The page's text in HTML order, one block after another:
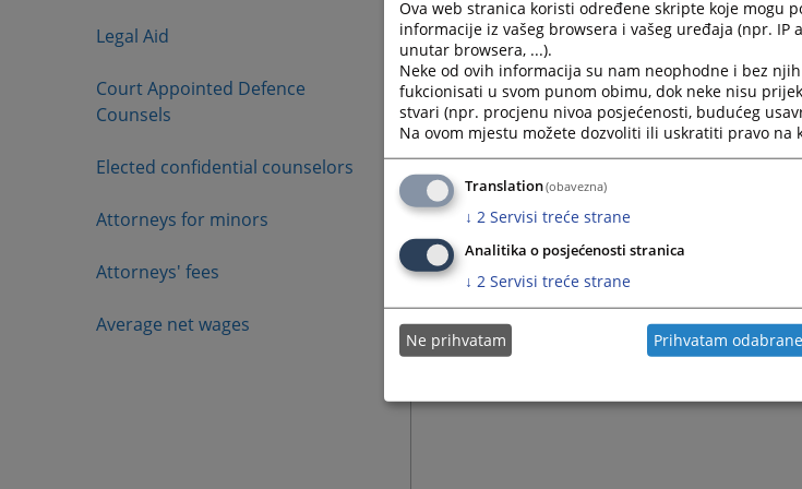
Legal Aid
Court Appointed Defence
Counsels
Elected confidential counselors
Attorneys for minors
Attorneys' fees
Average net wages
Ova web stranica koristi određene skripte koje mogu
informacije iz vašeg browsera i vašeg uređaja (npr. IP
unutar browsera, ...).
Neke od ovih informacija su nam neophodne i bez
fukcionisati u svom punom obimu, dok neke nisu
stvari (npr. procjenu nivoa posjećenosti, budućeg
Na ovom mjestu možete dozvoliti ili uskratiti pravo na
Translation(obavezna)
↓ 2 Servisi treće strane
Analitika o posjećenosti stranica
↓ 2 Servisi treće strane
Ne prihvatam Prihvatam odabrane